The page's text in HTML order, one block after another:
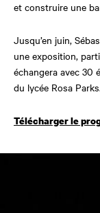
et construire une
Jusqu’en juin,
une exposition,
échangera avec 30
du lycée Rosa
Télécharger le